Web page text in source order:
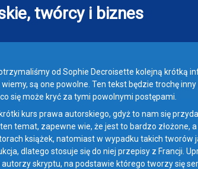
twórcy i biznes
od Sophie Decroisette kolejną krótką
wiemy, są one powolne. Ten tekst będzie trochę
się może kryć za tymi powolnymi postępami.
kurs prawa autorskiego, gdyż to nam się
temat, zapewne wie, że jest to bardzo złożone,
książek, natomiast w wypadku takich tworów
dlatego stosuje się do niej przepisy z Francji.
skryptu, na podstawie którego tworzy się